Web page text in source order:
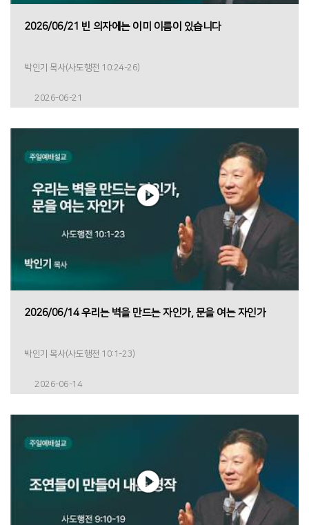
2026/06/21 빈 의자에는 이미 이름이 있습니다
박인기 목사(사도행전 10:24-26)
2026-06-21
2026/06/14 우리는 벽을 만드는 자인가, 문을 여는 자인가
박인기 목사(사도행전 10:1-23)
2026-06-14